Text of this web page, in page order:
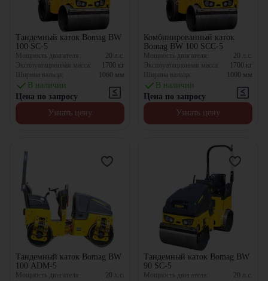
Тандемный каток Bomag BW
100 SC-5
Мощность двигателя: 20 л.с.
Эксплуатационная масса:
1700 кг
Ширина вальца:
1060 мм
В наличии
Цена по запросу
Узнать цену
Комбинированный каток
Bomag BW 100 SCC-5
Мощность двигателя: 20 л.с.
Эксплуатационная масса:
1700 кг
Ширина вальца:
1000 мм
В наличии
Цена по запросу
Узнать цену
Тандемный каток Bomag BW
100 ADM-5
Мощность двигателя: 20 л.с.
Тандемный каток Bomag BW
90 SC-5
Мощность двигателя: 20 л.с.